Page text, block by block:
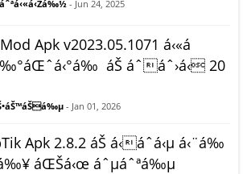
- Jun 24, 2025
Apk v2023.05.1071 á‹«á
áŠ áˆáˆ›á‹ 20
- Jan 01, 2026
Apk 2.8.2 áŠ á‹áˆ­á‹µ á‹¨á‰
áŒŠá‹œ áˆµáˆªá‰µ